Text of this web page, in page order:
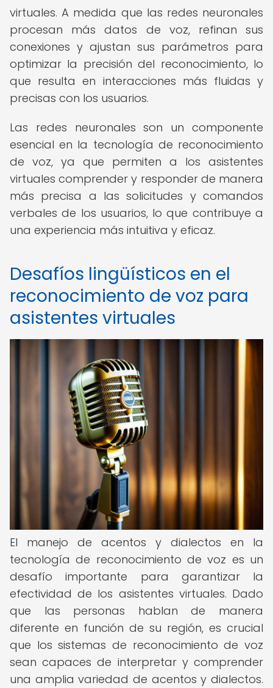
virtuales. A medida que las redes neuronales
procesan más datos de voz, refinan sus
conexiones y ajustan sus parámetros para
optimizar la precisión del reconocimiento, lo
que resulta en interacciones más fluidas y
precisas con los usuarios.
Las redes neuronales son un componente
esencial en la tecnología de reconocimiento
de voz, ya que permiten a los asistentes
virtuales comprender y responder de manera
más precisa a las solicitudes y comandos
verbales de los usuarios, lo que contribuye a
una experiencia más intuitiva y eficaz.
Desafíos lingüísticos en el
reconocimiento de voz para
asistentes virtuales
El manejo de acentos y dialectos en la
tecnología de reconocimiento de voz es un
desafío importante para garantizar la
efectividad de los asistentes virtuales. Dado
que las personas hablan de manera
diferente en función de su región, es crucial
que los sistemas de reconocimiento de voz
sean capaces de interpretar y comprender
una amplia variedad de acentos y dialectos.